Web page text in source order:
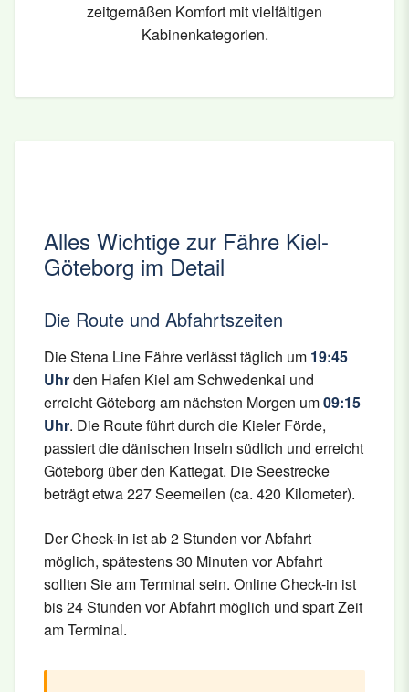
zeitgemäßen Komfort mit vielfältigen
Kabinenkategorien.
Alles Wichtige zur Fähre Kiel-
Göteborg im Detail
Die Route und Abfahrtszeiten
Die Stena Line Fähre verlässt täglich um 19:45
Uhrden Hafen Kiel am Schwedenkai und
erreicht Göteborg am nächsten Morgen um09:15
Uhr. Die Route führt durch die Kieler Förde,
passiert die dänischen Inseln südlich und erreicht
Göteborg über den Kattegat. Die Seestrecke
beträgt etwa 227 Seemeilen (ca. 420 Kilometer).
Der Check-in ist ab 2 Stunden vor Abfahrt
möglich, spätestens 30 Minuten vor Abfahrt
sollten Sie am Terminal sein. Online Check-in ist
bis 24 Stunden vor Abfahrt möglich und spart Zeit
am Terminal.